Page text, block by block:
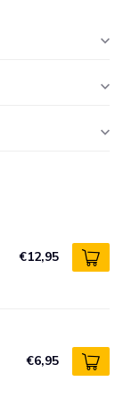
€12,95
€6,95